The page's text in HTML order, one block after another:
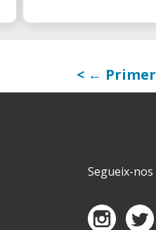
← Primer
Segueix-nos